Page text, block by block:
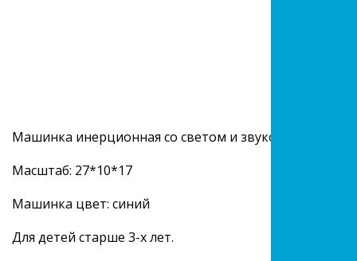
Машинка инерционная со светом и звуком
Масштаб: 27*10*17
Машинка цвет: синий
Для детей старше 3-х лет.